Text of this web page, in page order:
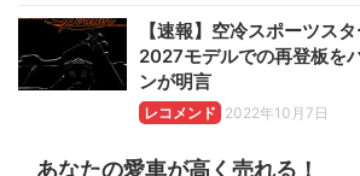
【速報】空冷スポーツス
2027モデルでの再登板を
ンが明言
レコメンド 2022年10月7日
あなたの愛車が高く売れる！